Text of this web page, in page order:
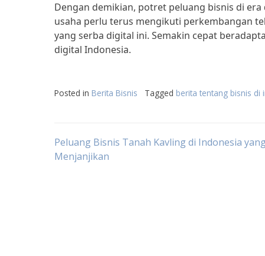
Dengan demikian, potret peluang bisnis di
usaha perlu terus mengikuti perkembangan
yang serba digital ini. Semakin cepat
digital Indonesia.
Posted in Berita Bisnis Tagged berita tentang bisnis di
Post
Peluang Bisnis Tanah Kavling di Indonesia
Menjanjikan